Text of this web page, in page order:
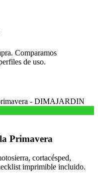
Comparamos
de uso.
Primavera
cortacésped,
imprimible incluido.